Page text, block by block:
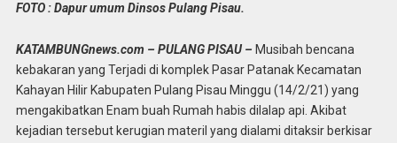
FOTO : Dapur umum Dinsos Pulang Pisau.
KATAMBUNGnews.com – PULANG PISAU – Musibah bencana
kebakaran yang Terjadi di komplek Pasar Patanak Kecamatan
Kahayan Hilir Kabupaten Pulang Pisau Minggu (14/2/21) yang
mengakibatkan Enam buah Rumah habis dilalap api. Akibat
kejadian tersebut kerugian materil yang dialami ditaksir berkisar